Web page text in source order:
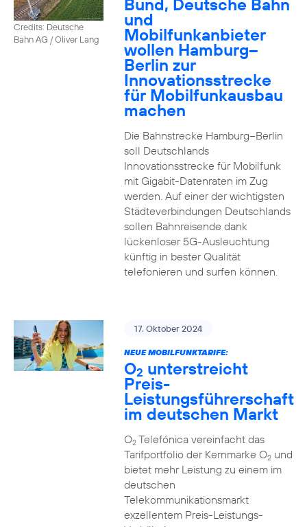
Credits: Deutsche
Bahn AG / Oliver Lang
Bund, Deutsche Bahn
und
Mobilfunkanbieter
wollen Hamburg–
Berlin zur
Innovationsstrecke
für Mobilfunkausbau
machen
Die Bahnstrecke Hamburg–Berlin
soll Deutschlands
Innovationsstrecke für Mobilfunk
mit Gigabit-Datenraten im Zug
werden. Auf einer der wichtigsten
Städteverbindungen Deutschlands
sollen Bahnreisende dank
lückenloser 5G-Ausleuchtung
künftig in bester Qualität
telefonieren und surfen können.
17. Oktober 2024
NEUE MOBILFUNKTARIFE:
O2 unterstreicht
Preis-
Leistungsführerschaft
im deutschen Markt
O2Telefónica vereinfacht das
Tarifportfolio der Kernmarke O2und
bietet mehr Leistung zu einem im
deutschen
Telekommunikationsmarkt
exzellentem Preis-Leistungs-